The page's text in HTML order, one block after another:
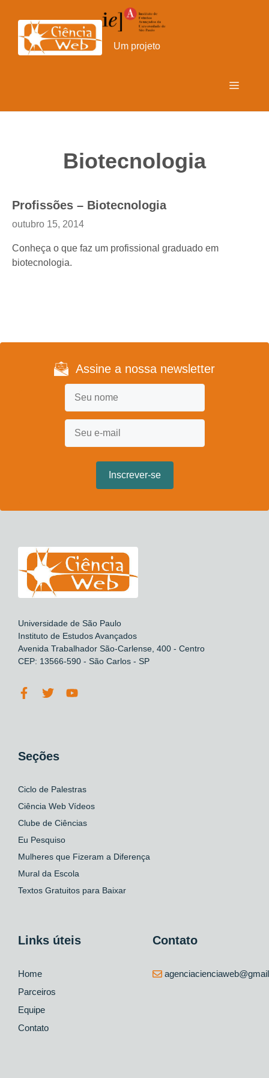
para
conteúdo
Um projeto
Menu
Biotecnologia
Profissões – Biotecnologia
outubro 15, 2014
Conheça o que faz um profissional graduado em
biotecnologia.
Assine a nossa newsletter
Universidade de São Paulo
Instituto de Estudos Avançados
Avenida Trabalhador São-Carlense, 400 - Centro
CEP: 13566-590 - São Carlos - SP
Seções
Ciclo de Palestras
Ciência Web Vídeos
Clube de Ciências
Eu Pesquiso
Mulheres que Fizeram a Diferença
Mural da Escola
Textos Gratuitos para Baixar
Links úteis
Home
Parceiros
Equipe
Contato
Contato